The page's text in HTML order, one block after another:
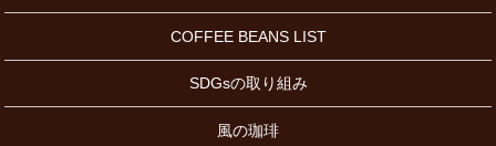
COFFEE BEANS LIST
SDGsの取り組み
風の珈琲